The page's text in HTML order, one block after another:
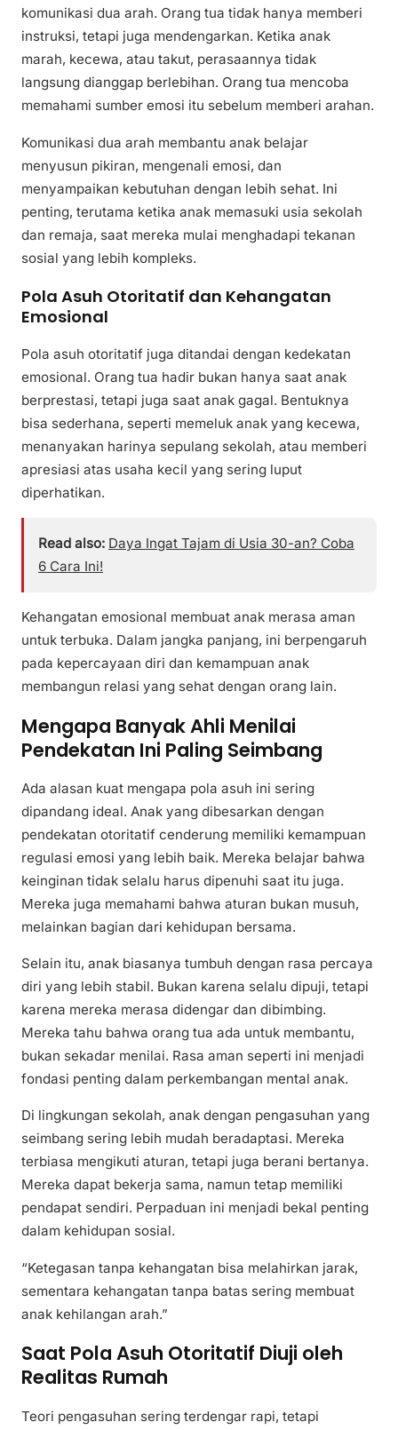
komunikasi dua arah. Orang tua tidak hanya memberi
instruksi, tetapi juga mendengarkan. Ketika anak
marah, kecewa, atau takut, perasaannya tidak
langsung dianggap berlebihan. Orang tua mencoba
memahami sumber emosi itu sebelum memberi arahan.
Komunikasi dua arah membantu anak belajar
menyusun pikiran, mengenali emosi, dan
menyampaikan kebutuhan dengan lebih sehat. Ini
penting, terutama ketika anak memasuki usia sekolah
dan remaja, saat mereka mulai menghadapi tekanan
sosial yang lebih kompleks.
Pola Asuh Otoritatif dan Kehangatan
Emosional
Pola asuh otoritatif juga ditandai dengan kedekatan
emosional. Orang tua hadir bukan hanya saat anak
berprestasi, tetapi juga saat anak gagal. Bentuknya
bisa sederhana, seperti memeluk anak yang kecewa,
menanyakan harinya sepulang sekolah, atau memberi
apresiasi atas usaha kecil yang sering luput
diperhatikan.
Read also: Daya Ingat Tajam di Usia 30-an? Coba
6 Cara Ini!
Kehangatan emosional membuat anak merasa aman
untuk terbuka. Dalam jangka panjang, ini berpengaruh
pada kepercayaan diri dan kemampuan anak
membangun relasi yang sehat dengan orang lain.
Mengapa Banyak Ahli Menilai
Pendekatan Ini Paling Seimbang
Ada alasan kuat mengapa pola asuh ini sering
dipandang ideal. Anak yang dibesarkan dengan
pendekatan otoritatif cenderung memiliki kemampuan
regulasi emosi yang lebih baik. Mereka belajar bahwa
keinginan tidak selalu harus dipenuhi saat itu juga.
Mereka juga memahami bahwa aturan bukan musuh,
melainkan bagian dari kehidupan bersama.
Selain itu, anak biasanya tumbuh dengan rasa percaya
diri yang lebih stabil. Bukan karena selalu dipuji, tetapi
karena mereka merasa didengar dan dibimbing.
Mereka tahu bahwa orang tua ada untuk membantu,
bukan sekadar menilai. Rasa aman seperti ini menjadi
fondasi penting dalam perkembangan mental anak.
Di lingkungan sekolah, anak dengan pengasuhan yang
seimbang sering lebih mudah beradaptasi. Mereka
terbiasa mengikuti aturan, tetapi juga berani bertanya.
Mereka dapat bekerja sama, namun tetap memiliki
pendapat sendiri. Perpaduan ini menjadi bekal penting
dalam kehidupan sosial.
“Ketegasan tanpa kehangatan bisa melahirkan jarak,
sementara kehangatan tanpa batas sering membuat
anak kehilangan arah.”
Saat Pola Asuh Otoritatif Diuji oleh
Realitas Rumah
Teori pengasuhan sering terdengar rapi, tetapi